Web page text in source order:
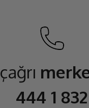
çağrı
444 1 832